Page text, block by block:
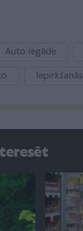
Auto iegāde
Iepirkšanās